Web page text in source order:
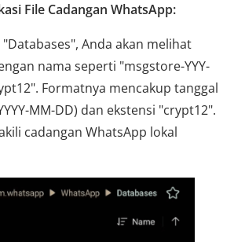
File Cadangan WhatsApp:
Anda akan melihat
nama seperti "msgstore-YYY-
Formatnya mencakup tanggal
MM-DD) dan ekstensi "crypt12".
cadangan WhatsApp lokal